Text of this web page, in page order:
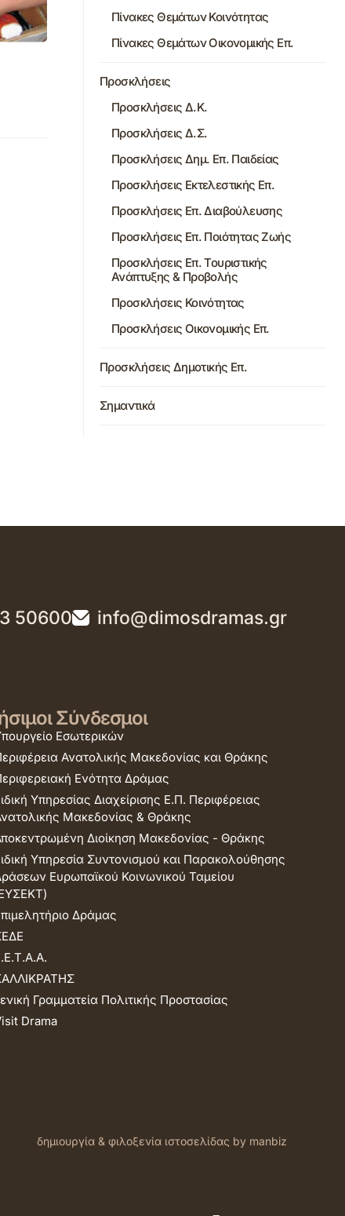
Πίνακες Θεμάτων Κοινότητας
Πίνακες Θεμάτων Οικονομικής Επ.
Προσκλήσεις
Προσκλήσεις Δ.Κ.
Προσκλήσεις Δ.Σ.
Προσκλήσεις Δημ. Επ. Παιδείας
Προσκλήσεις Εκτελεστικής Επ.
Προσκλήσεις Επ. Διαβούλευσης
Προσκλήσεις Επ. Ποιότητας Ζωής
Προσκλήσεις Επ. Τουριστικής
Ανάπτυξης & Προβολής
Προσκλήσεις Κοινότητας
Προσκλήσεις Οικονομικής Επ.
Προσκλήσεις Δημοτικής Επ.
Σημαντικά
50600 info@dimosdramas.gr
Σύνδεσμοι
Εσωτερικών
Ανατολικής Μακεδονίας και Θράκης
Ενότητα Δράμας
Υπηρεσίας Διαχείρισης Ε.Π. Περιφέρειας
Μακεδονίας & Θράκης
Διοίκηση Μακεδονίας - Θράκης
Υπηρεσία Συντονισμού και Παρακολούθησης
Ευρωπαϊκού Κοινωνικού Ταμείου
Δράμας
Γραμματεία Πολιτικής Προστασίας
Drama
δημιουργία & φιλοξενία ιστοσελίδας by manbiz